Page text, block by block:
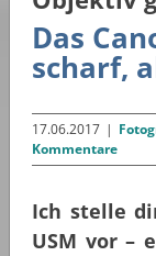
Das
scharf,
17.06.2017 |
Kommentare
Ich stelle
USM vor –